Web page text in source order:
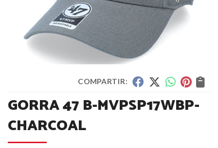
COMPARTIR:
GORRA 47 B-MVPSP17WBP-
CHARCOAL